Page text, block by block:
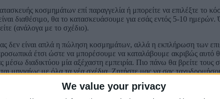
We value your privacy
κοσμημάτων επί παραγγελία ή μπορείτε να επιλέξτε το
διαθέσιμο, θα το κατασκευάσουμε για εσάς εντός 5-10
(ανάλογα με το σχέδιο).
δεν είναι απλά η πώληση κοσμημάτων, αλλά η εκπλήρωση των
έτσι ώστε να μπορέσουμε να καταλάβουμε ακριβώς αυτό
διαδικτύου μία αξέχαστη εμπειρία. Πιο πάνω θα βρείτε
μηνιαίως με όλα τα νέα σχέδια. Ζητήστε μας να σας